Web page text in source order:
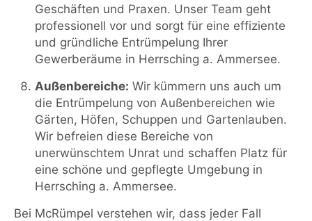
Geschäften und Praxen. Unser Team geht
professionell vor und sorgt für eine effiziente
und gründliche Entrümpelung Ihrer
Gewerberäume in Herrsching a. Ammersee.
Außenbereiche: Wir kümmern uns auch um
die Entrümpelung von Außenbereichen wie
Gärten, Höfen, Schuppen und Gartenlauben.
Wir befreien diese Bereiche von
unerwünschtem Unrat und schaffen Platz für
eine schöne und gepflegte Umgebung in
Herrsching a. Ammersee.
Bei McRümpel verstehen wir, dass jeder Fall